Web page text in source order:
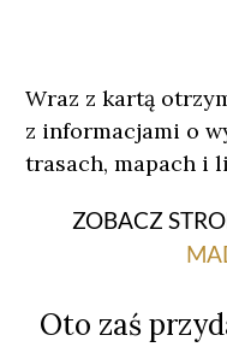
Wraz z kartą
z informacjami o
trasach, mapach i
ZOBACZ
Oto zaś